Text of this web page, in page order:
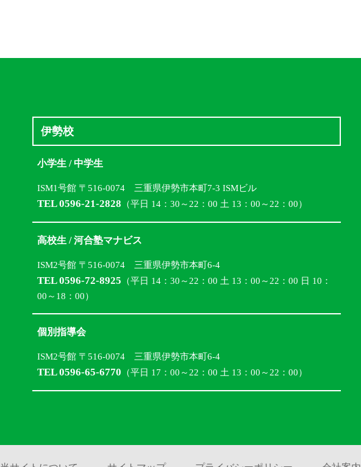
伊勢校
小学生 / 中学生
ISM1号館 〒516-0074 三重県伊勢市本町7-3 ISMビル
TEL 0596-21-2828 （平日 14：30～22：00 土 13：00～22：00）
高校生 / 河合塾マナビス
ISM2号館 〒516-0074 三重県伊勢市本町6-4
TEL 0596-72-8925 （平日 14：30～22：00 土 13：00～22：00 日 10：
00～18：00）
個別指導会
ISM2号館 〒516-0074 三重県伊勢市本町6-4
TEL 0596-65-6770 （平日 17：00～22：00 土 13：00～22：00）